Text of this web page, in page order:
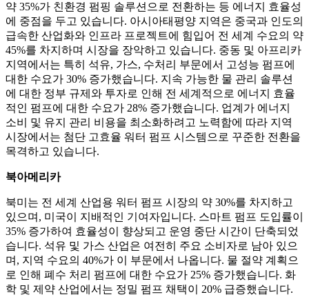
약 35%가 친환경 펌핑 솔루션으로 전환하는 등 에너지 효율성
에 중점을 두고 있습니다. 아시아태평양 지역은 중국과 인도의
급속한 산업화와 인프라 프로젝트에 힘입어 전 세계 수요의 약
45%를 차지하며 시장을 장악하고 있습니다. 중동 및 아프리카
지역에서는 특히 석유, 가스, 수처리 부문에서 고성능 펌프에
대한 수요가 30% 증가했습니다. 지속 가능한 물 관리 솔루션
에 대한 정부 규제와 투자로 인해 전 세계적으로 에너지 효율
적인 펌프에 대한 수요가 28% 증가했습니다. 업계가 에너지
소비 및 유지 관리 비용을 최소화하려고 노력함에 따라 지역
시장에서는 첨단 고효율 워터 펌프 시스템으로 꾸준한 전환을
목격하고 있습니다.
북아메리카
북미는 전 세계 산업용 워터 펌프 시장의 약 30%를 차지하고
있으며, 미국이 지배적인 기여자입니다. 스마트 펌프 도입률이
35% 증가하여 효율성이 향상되고 운영 중단 시간이 단축되었
습니다. 석유 및 가스 산업은 여전히 ​​주요 소비자로 남아 있으
며, 지역 수요의 40%가 이 부문에서 나옵니다. 물 절약 계획으
로 인해 폐수 처리 펌프에 대한 수요가 25% 증가했습니다. 화
학 및 제약 산업에서는 정밀 펌프 채택이 20% 급증했습니다.